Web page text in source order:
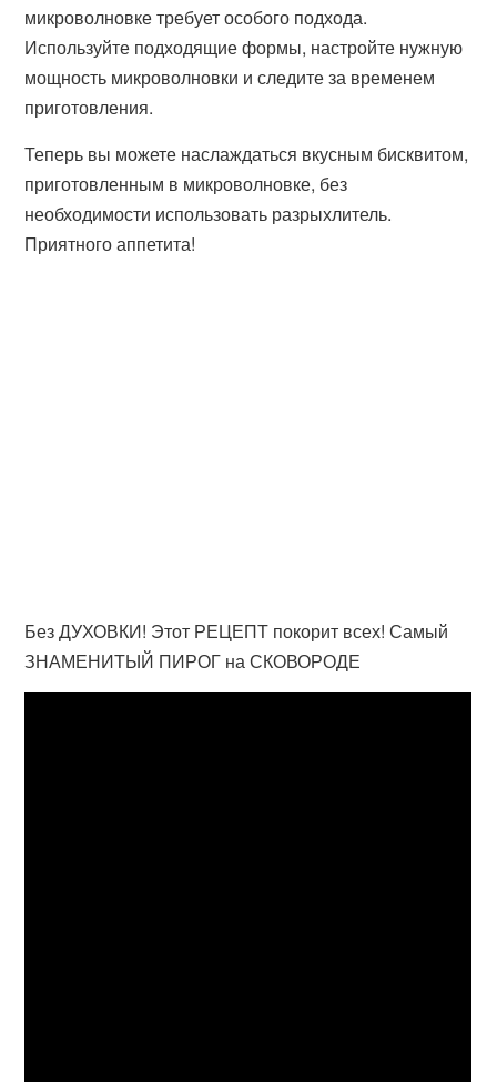
микроволновке требует особого подхода.
Используйте подходящие формы, настройте нужную
мощность микроволновки и следите за временем
приготовления.
Теперь вы можете наслаждаться вкусным бисквитом,
приготовленным в микроволновке, без
необходимости использовать разрыхлитель.
Приятного аппетита!
Без ДУХОВКИ! Этот РЕЦЕПТ покорит всех! Самый
ЗНАМЕНИТЫЙ ПИРОГ на СКОВОРОДЕ